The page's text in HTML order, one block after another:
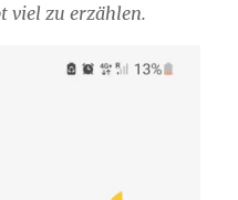
viel zu erzählen.